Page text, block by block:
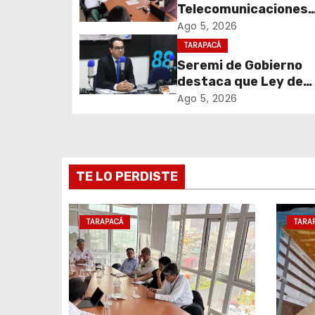
c
i
ó
n
e
e
n
t
r
a
Telecomunicaciones
encabezó primera
coordinación para el
de cables en desuso
Iquique
Ago 5, 2026
TARAPACÁ
Seremi de Gobierno
destaca que Ley de
Reconstrucción
Ago 5, 2026
TE LO PERDISTE
TARAPACÁ